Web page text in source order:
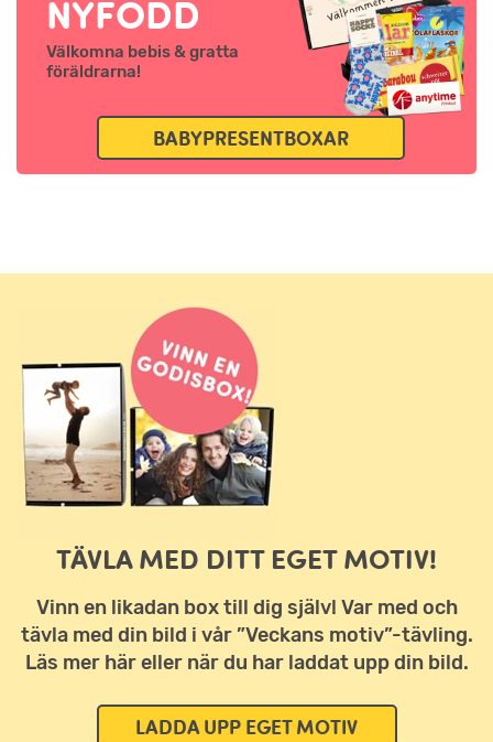
NYFÖDD
Välkomna bebis & gratta
föräldrarna!
BABYPRESENTBOXAR
TÄVLA MED DITT EGET MOTIV!
Vinn en likadan box till dig själv! Var med och
tävla med din bild i vår ”Veckans motiv”-tävling.
Läs mer här eller när du har laddat upp din bild.
LADDA UPP EGET MOTIV